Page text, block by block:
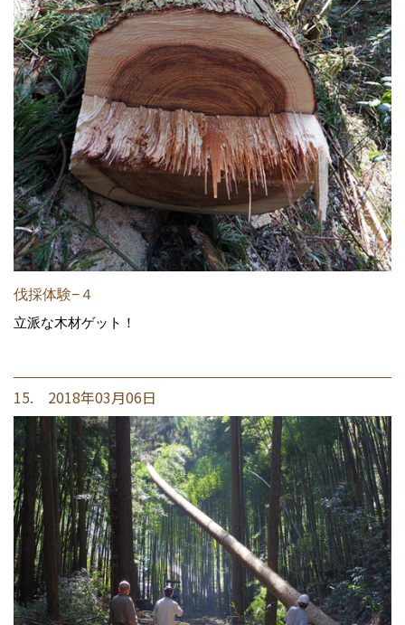
伐採体験−４
立派な木材ゲット！
15. 2018年03月06日